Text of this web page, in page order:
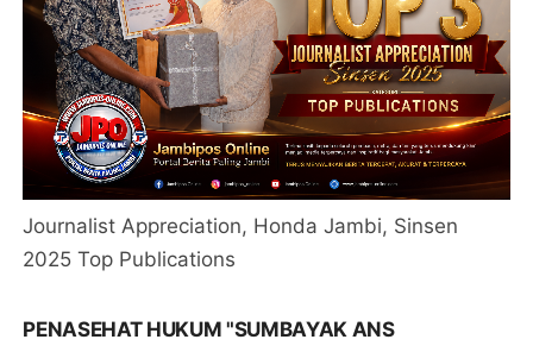
Journalist Appreciation, Honda Jambi, Sinsen
2025 Top Publications
PENASEHAT HUKUM "SUMBAYAK ANS